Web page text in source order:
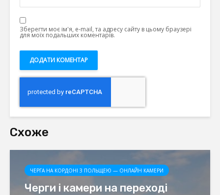
Зберегти моє ім'я, e-mail, та адресу сайту в цьому браузері
для моїх подальших коментарів.
Схоже
ЧЕРГА НА КОРДОНІ З ПОЛЬЩЕЮ — ОНЛАЙН КАМЕРИ
Черги і камери на переході